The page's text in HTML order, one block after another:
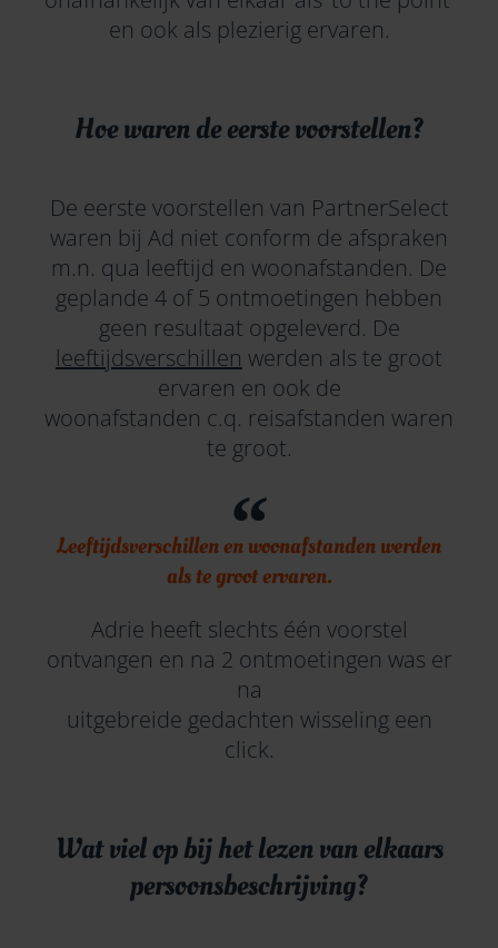
en ook als plezierig ervaren.
Hoe waren de eerste voorstellen?
De eerste voorstellen van PartnerSelect
waren bij Ad niet conform de afspraken
m.n. qua leeftijd en woonafstanden. De
geplande 4 of 5 ontmoetingen hebben
geen resultaat opgeleverd. De
leeftijdsverschillen werden als te groot
ervaren en ook de
woonafstanden c.q. reisafstanden waren
te groot.
Leeftijdsverschillen en woonafstanden werden
als te groot ervaren.
Adrie heeft slechts één voorstel
ontvangen en na 2 ontmoetingen was er
na
uitgebreide gedachten wisseling een
click.
Wat viel op bij het lezen van elkaars
persoonsbeschrijving?